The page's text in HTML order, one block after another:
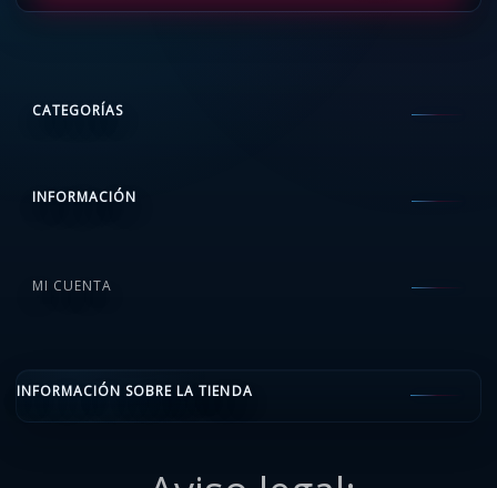
CATEGORÍAS
INFORMACIÓN
MI CUENTA
INFORMACIÓN SOBRE LA TIENDA